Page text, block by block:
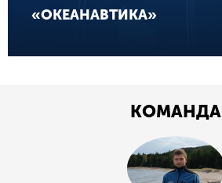
«ОКЕАНАВТИКА»
КОМАНДА